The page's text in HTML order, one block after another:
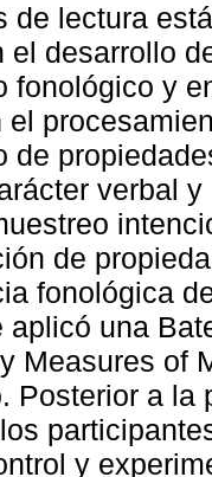
de lectura
el desarrollo
fonológico y
el
de
verbal
de
fonológica
aplicó una
Measures of
Posterior a la
y